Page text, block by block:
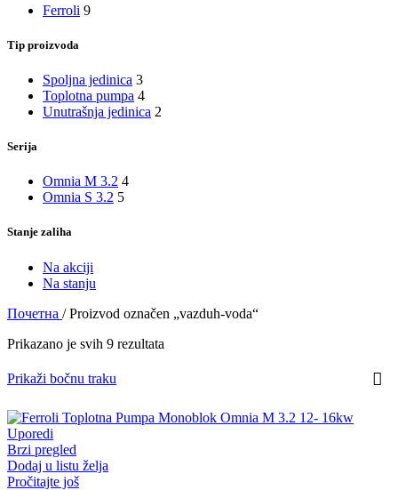
Ferroli 9
Tip proizvoda
Spoljna jedinica 3
Toplotna pumpa 4
Unutrašnja jedinica 2
Serija
Omnia M 3.2 4
Omnia S 3.2 5
Stanje zaliha
Na akciji
Na stanju
Почетна / Proizvod označen „vazduh-voda“
Prikazano je svih 9 rezultata
Prikaži bočnu traku
Uporedi
Brzi pregled
Dodaj u listu želja
Pročitajte još